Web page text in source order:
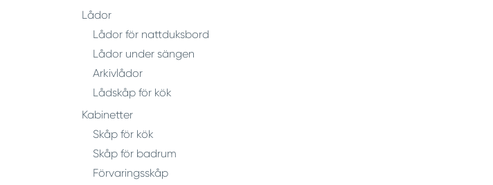
Lådor
Lådor för nattduksbord
Lådor under sängen
Arkivlådor
Lådskåp för kök
Kabinetter
Skåp för kök
Skåp för badrum
Förvaringsskåp